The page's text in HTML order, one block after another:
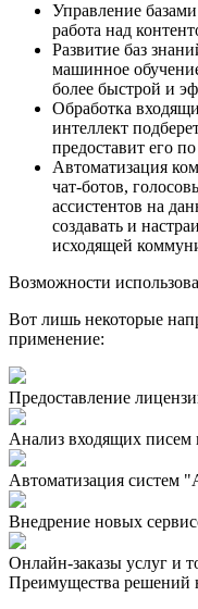
Управление
работа над
Развитие баз
машинное
более быстрой и
Обработка
интеллект
предоставит его
Автоматизация
чат-ботов,
ассистентов на
создавать и
исходящей
Возможности
Вот лишь некоторые
применение:
Предоставление
Анализ входящих писем
Автоматизация систем
Внедрение новых
Онлайн-заказы услуг и
Преимущества решений